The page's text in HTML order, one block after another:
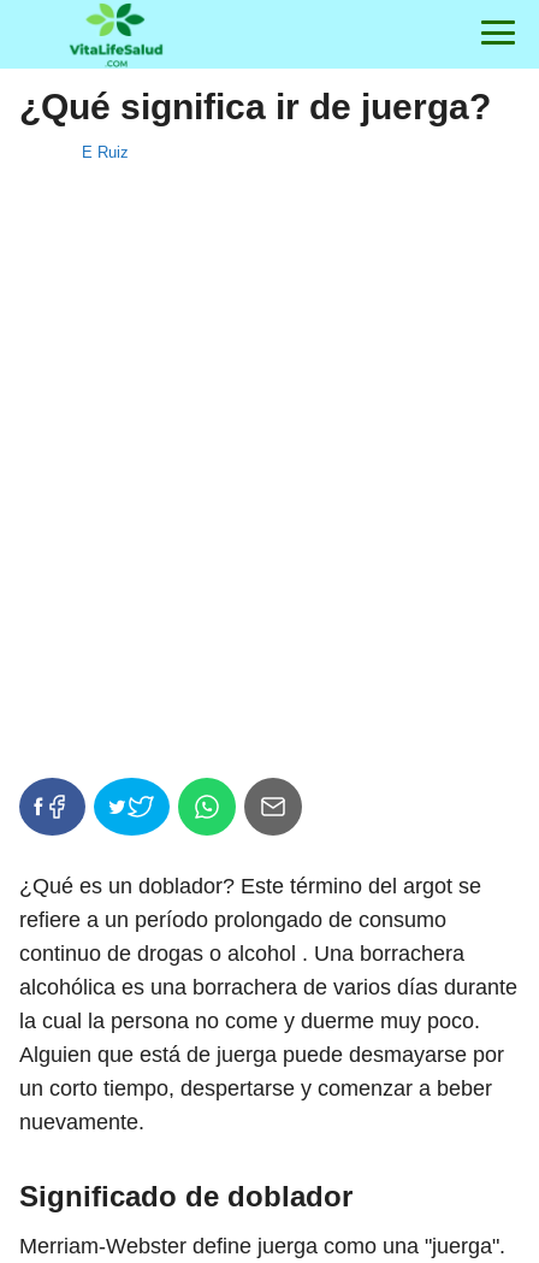
¿Qué significa ir de juerga?
E Ruiz
¿Qué es un doblador? Este término del argot se
refiere a un período prolongado de consumo
continuo de drogas o alcohol . Una borrachera
alcohólica es una borrachera de varios días durante
la cual la persona no come y duerme muy poco.
Alguien que está de juerga puede desmayarse por
un corto tiempo, despertarse y comenzar a beber
nuevamente.
Significado de doblador
Merriam-Webster define juerga como una "juerga".